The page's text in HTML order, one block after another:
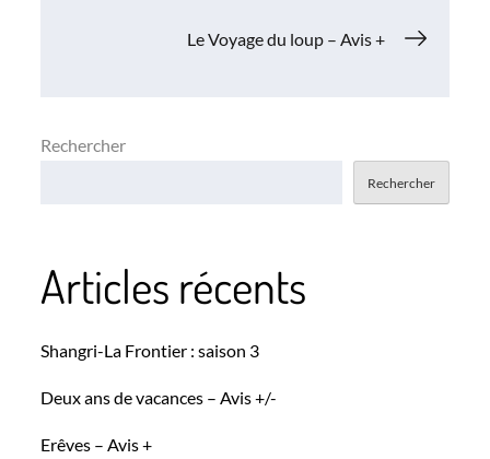
Le Voyage du loup – Avis +
Rechercher
Rechercher
Articles récents
Shangri-La Frontier : saison 3
Deux ans de vacances – Avis +/-
Erêves – Avis +